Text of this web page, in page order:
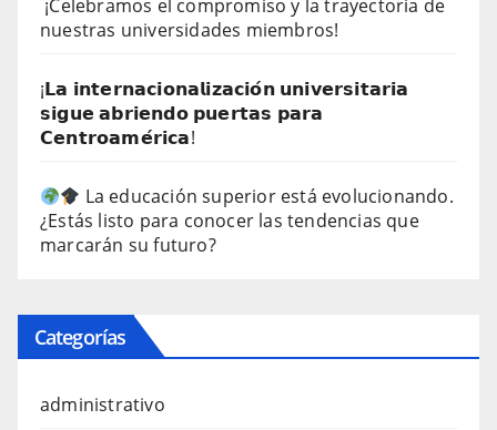
¡Celebramos el compromiso y la trayectoria de
nuestras universidades miembros!
¡𝗟𝗮 𝗶𝗻𝘁𝗲𝗿𝗻𝗮𝗰𝗶𝗼𝗻𝗮𝗹𝗶𝘇𝗮𝗰𝗶𝗼́𝗻 𝘂𝗻𝗶𝘃𝗲𝗿𝘀𝗶𝘁𝗮𝗿𝗶𝗮
𝘀𝗶𝗴𝘂𝗲 𝗮𝗯𝗿𝗶𝗲𝗻𝗱𝗼 𝗽𝘂𝗲𝗿𝘁𝗮𝘀 𝗽𝗮𝗿𝗮
𝗖𝗲𝗻𝘁𝗿𝗼𝗮𝗺𝗲́𝗿𝗶𝗰𝗮!
La educación superior está evolucionando.
¿Estás listo para conocer las tendencias que
marcarán su futuro?
Categorías
administrativo